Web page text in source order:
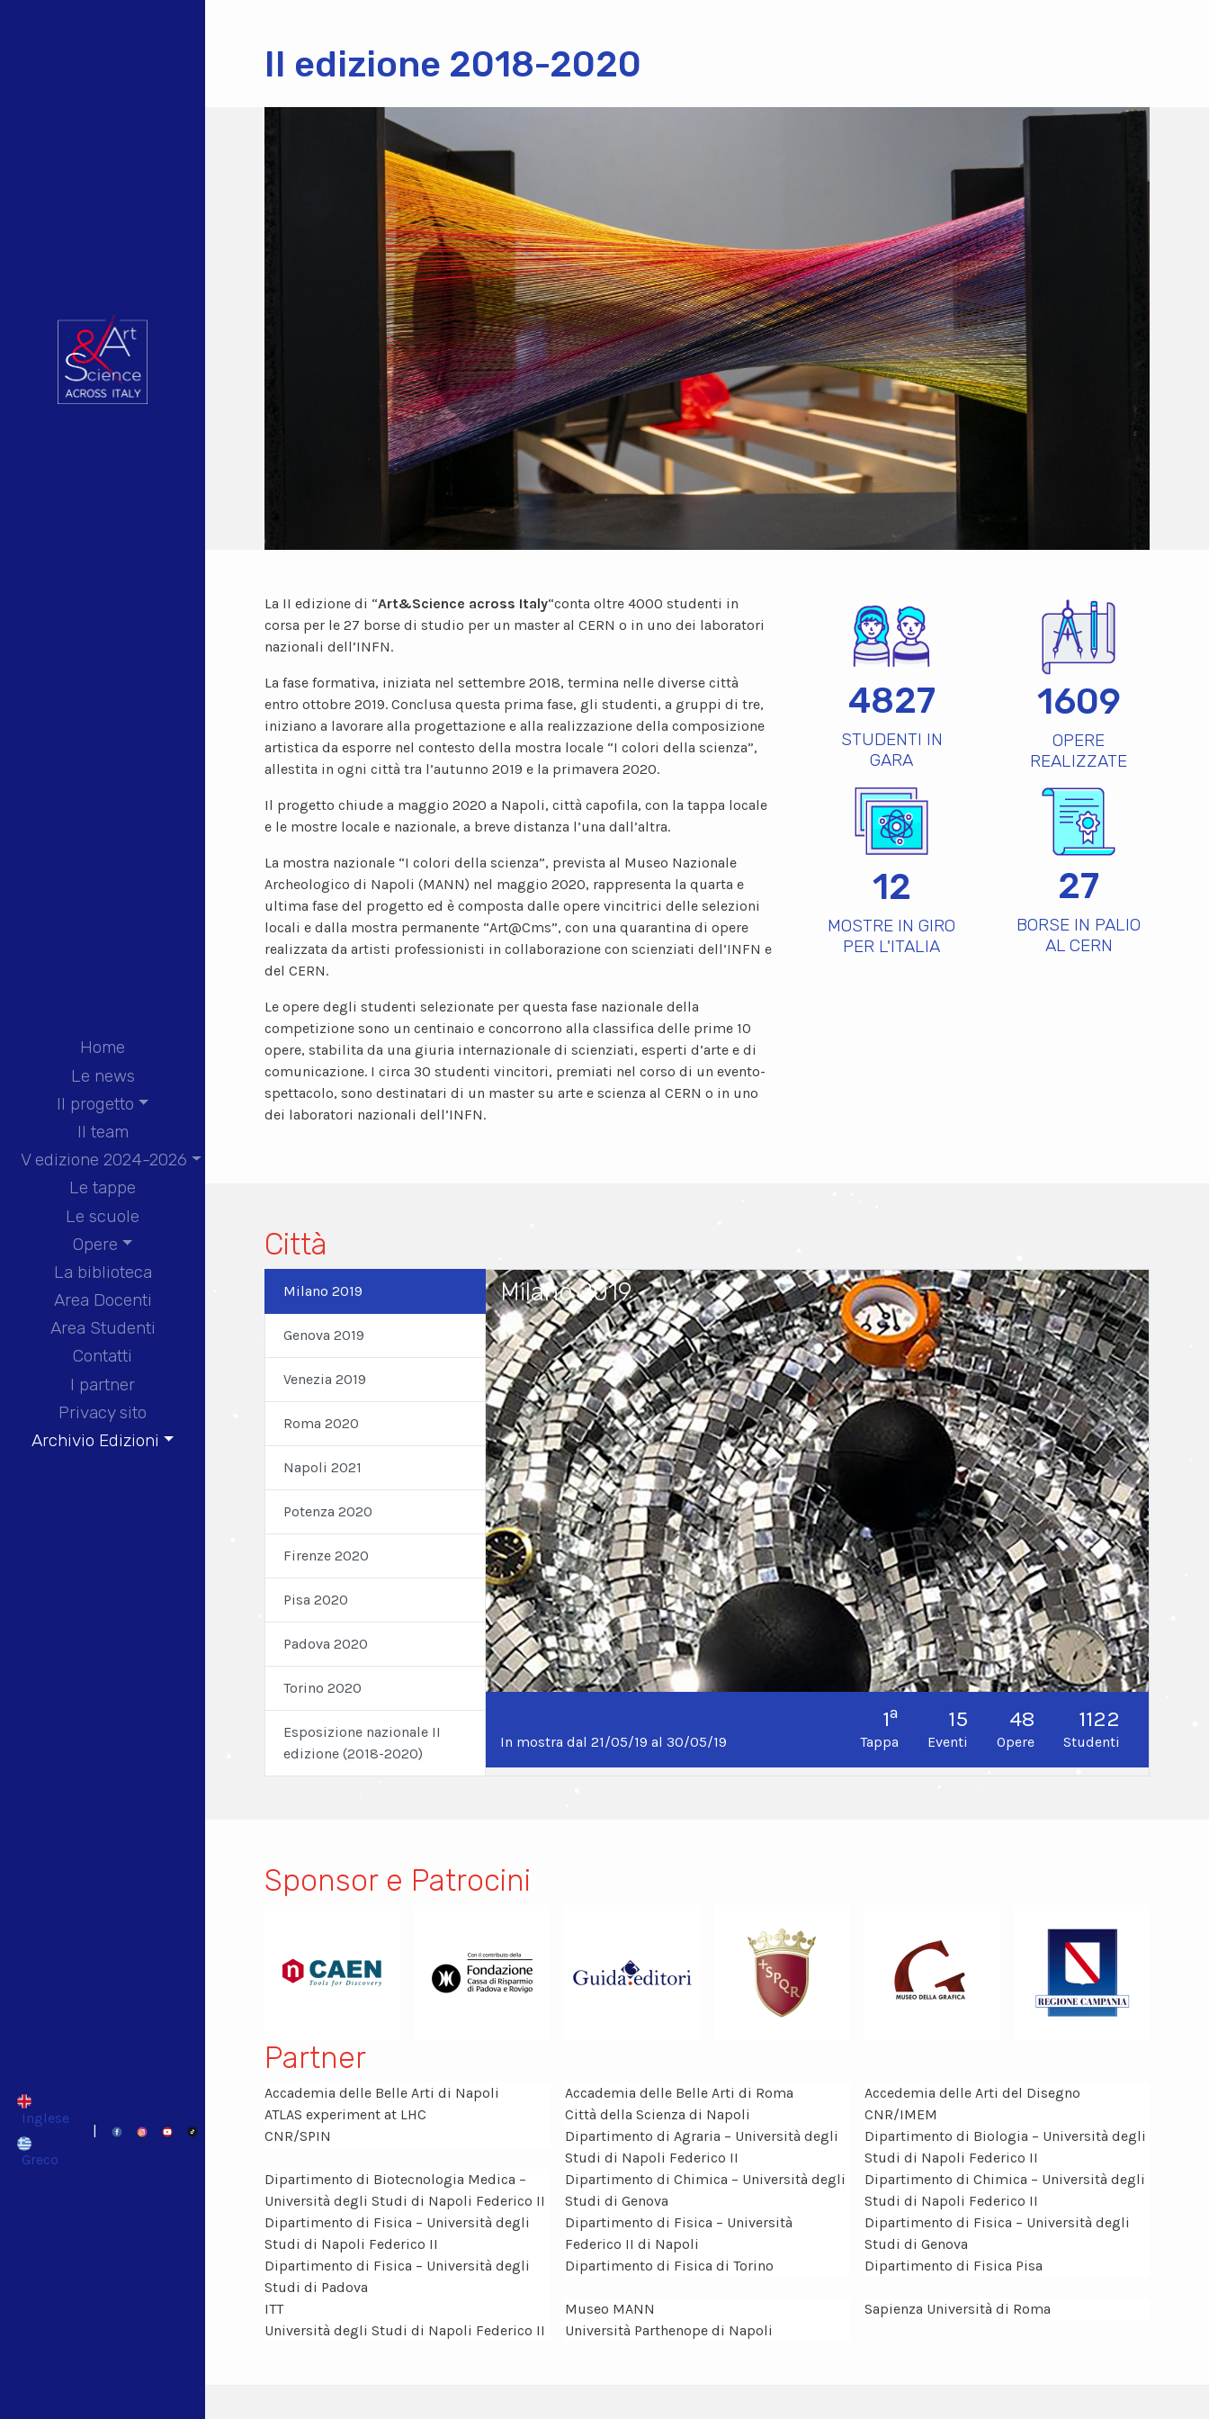
Home
Le news
Il progetto
Il team
V edizione 2024-2026
Le tappe
Le scuole
Opere
La biblioteca
Area Docenti
Area Studenti
Contatti
I partner
Privacy sito
Archivio Edizioni
Inglese
Greco
|
II edizione 2018-2020
La II edizione di “Art&Science across Italy“conta oltre 4000 studenti in
corsa per le 27 borse di studio per un master al CERN o in uno dei laboratori
nazionali dell’INFN.
La fase formativa, iniziata nel settembre 2018, termina nelle diverse città
entro ottobre 2019. Conclusa questa prima fase, gli studenti, a gruppi di tre,
iniziano a lavorare alla progettazione e alla realizzazione della composizione
artistica da esporre nel contesto della mostra locale “I colori della scienza”,
allestita in ogni città tra l’autunno 2019 e la primavera 2020.
Il progetto chiude a maggio 2020 a Napoli, città capofila, con la tappa locale
e le mostre locale e nazionale, a breve distanza l’una dall’altra.
La mostra nazionale “I colori della scienza”, prevista al Museo Nazionale
Archeologico di Napoli (MANN) nel maggio 2020, rappresenta la quarta e
ultima fase del progetto ed è composta dalle opere vincitrici delle selezioni
locali e dalla mostra permanente “Art@Cms”, con una quarantina di opere
realizzata da artisti professionisti in collaborazione con scienziati dell’INFN e
del CERN.
Le opere degli studenti selezionate per questa fase nazionale della
competizione sono un centinaio e concorrono alla classifica delle prime 10
opere, stabilita da una giuria internazionale di scienziati, esperti d’arte e di
comunicazione. I circa 30 studenti vincitori, premiati nel corso di un evento-
spettacolo, sono destinatari di un master su arte e scienza al CERN o in uno
dei laboratori nazionali dell’INFN.
4827
STUDENTI IN
GARA
1609
OPERE
REALIZZATE
12
MOSTRE IN GIRO
PER L'ITALIA
27
BORSE IN PALIO
AL CERN
Città
Milano 2019
Genova 2019
Venezia 2019
Roma 2020
Napoli 2021
Potenza 2020
Firenze 2020
Pisa 2020
Padova 2020
Torino 2020
Esposizione nazionale II
edizione (2018-2020)
Milano 2019
In mostra dal 21/05/19 al 30/05/19
1a
Tappa
15
Eventi
48
Opere
1122
Studenti
Sponsor e Patrocini
Partner
Accademia delle Belle Arti di Napoli Accademia delle Belle Arti di Roma
Accedemia delle Arti del Disegno
ATLAS experiment at LHC
Città della Scienza di Napoli
CNR/IMEM
CNR/SPIN
Dipartimento di Agraria – Università degli
Studi di Napoli Federico II
Dipartimento di Biologia – Università degli
Studi di Napoli Federico II
Dipartimento di Biotecnologia Medica –
Università degli Studi di Napoli Federico II
Dipartimento di Chimica – Università degli
Studi di Genova
Dipartimento di Chimica – Università degli
Studi di Napoli Federico II
Dipartimento di Fisica – Università degli
Studi di Napoli Federico II
Dipartimento di Fisica – Università
Federico II di Napoli
Dipartimento di Fisica – Università degli
Studi di Genova
Dipartimento di Fisica – Università degli
Studi di Padova
Dipartimento di Fisica di Torino Dipartimento di Fisica Pisa
ITT Museo MANN
Sapienza Università di Roma
Università degli Studi di Napoli Federico II
Università Parthenope di Napoli